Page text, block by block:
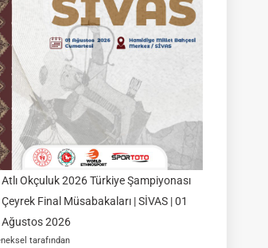
2026
İSİM
LİSTELERİ
Atlı Okçuluk 2026 Türkiye Şampiyonası
Çeyrek Final Müsabakaları | SİVAS | 01
Ağustos 2026
tarafından